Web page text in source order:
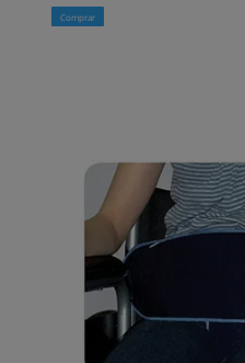
Comprar